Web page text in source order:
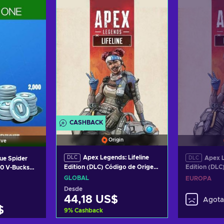
Ver ofertas
Spider
V-Bucks
CASHBACK
Origin
DLC
Apex Legends: Lifeline
Edition (DLC) Código de Origen
GLOBAL
GLOBAL
Desde
44,18 US$
9% Cashback
DLC
Apex
Edition
EUROPE
EUROPA